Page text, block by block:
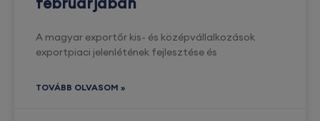
A magyar exportőr kis- és középvállalkozások
exportpiaci jelenlétének fejlesztése és
TOVÁBB OLVASOM »